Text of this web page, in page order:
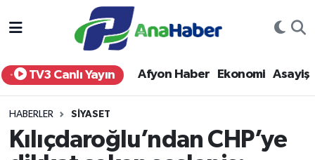
TV3 Canlı Yayın Afyon Haber Ekonomi Asayiş
HABERLER SIYASET
Kılıçdaroğlu’ndan CHP’ye
Yurt Haber
Afyon Haber
Afyonkarahisar Nöbetçi Eczaneler
Afyonkarahisar Hava Durumu